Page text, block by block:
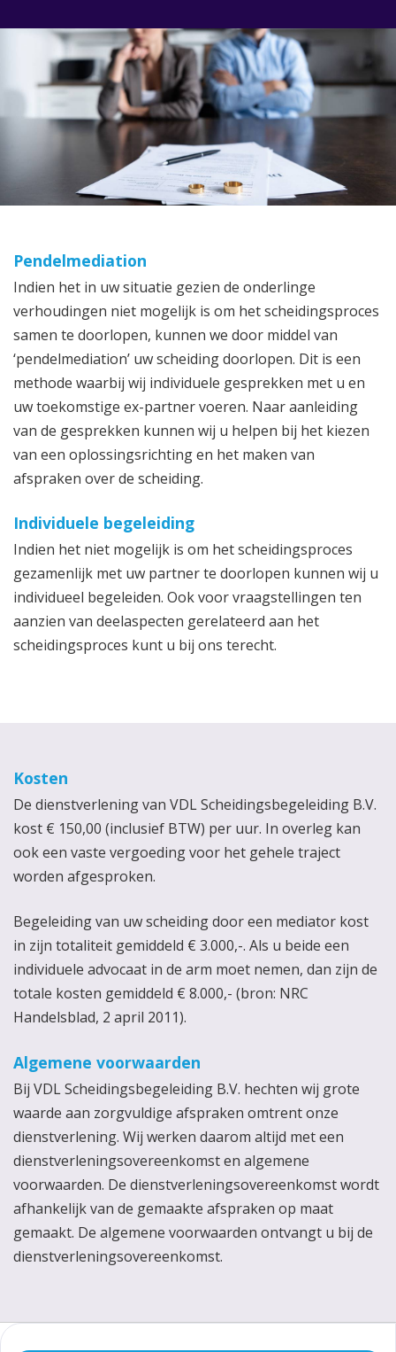
Pendelmediation
Indien het in uw situatie gezien de onderlinge
verhoudingen niet mogelijk is om het scheidingsproces
samen te doorlopen, kunnen we door middel van
‘pendelmediation’ uw scheiding doorlopen. Dit is een
methode waarbij wij individuele gesprekken met u en
uw toekomstige ex-partner voeren. Naar aanleiding
van de gesprekken kunnen wij u helpen bij het kiezen
van een oplossingsrichting en het maken van
afspraken over de scheiding.
Individuele begeleiding
Indien het niet mogelijk is om het scheidingsproces
gezamenlijk met uw partner te doorlopen kunnen wij u
individueel begeleiden. Ook voor vraagstellingen ten
aanzien van deelaspecten gerelateerd aan het
scheidingsproces kunt u bij ons terecht.
Kosten
De dienstverlening van VDL Scheidingsbegeleiding B.V.
kost € 150,00 (inclusief BTW) per uur. In overleg kan
ook een vaste vergoeding voor het gehele traject
worden afgesproken.
Begeleiding van uw scheiding door een mediator kost
in zijn totaliteit gemiddeld € 3.000,-. Als u beide een
individuele advocaat in de arm moet nemen, dan zijn de
totale kosten gemiddeld € 8.000,- (bron: NRC
Handelsblad, 2 april 2011).
Algemene voorwaarden
Bij VDL Scheidingsbegeleiding B.V. hechten wij grote
waarde aan zorgvuldige afspraken omtrent onze
dienstverlening. Wij werken daarom altijd met een
dienstverleningsovereenkomst en algemene
voorwaarden. De dienstverleningsovereenkomst wordt
afhankelijk van de gemaakte afspraken op maat
gemaakt. De algemene voorwaarden ontvangt u bij de
dienstverleningsovereenkomst.